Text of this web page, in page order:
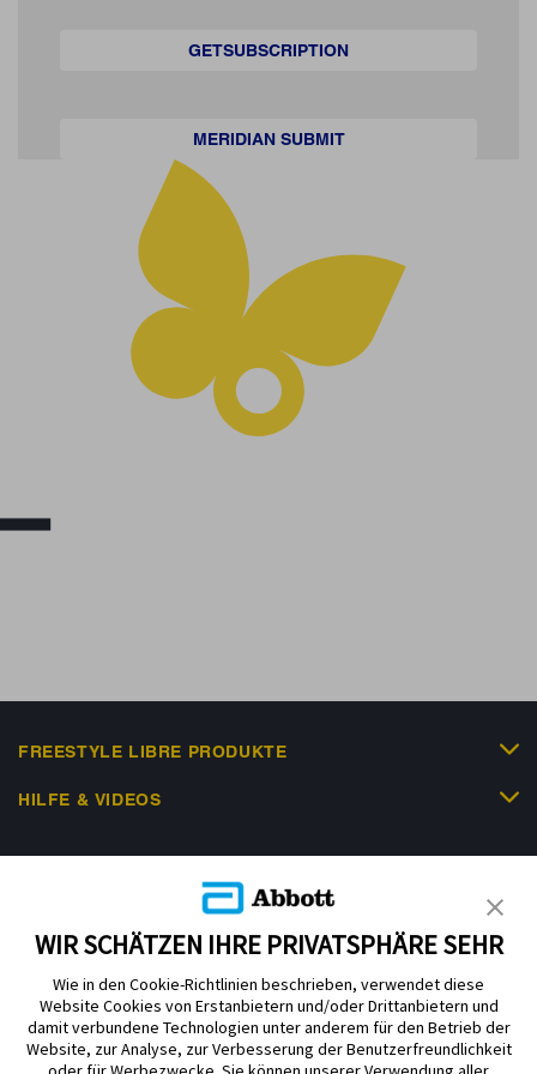
GETSUBSCRIPTION
MERIDIAN SUBMIT
FREESTYLE LIBRE PRODUKTE
HILFE & VIDEOS
Impressum Nutzungsbedingungen Datenschutzerklärung
WIR SCHÄTZEN IHRE PRIVATSPHÄRE SEHR
Wie in den Cookie-Richtlinien beschrieben, verwendet diese
Website Cookies von Erstanbietern und/oder Drittanbietern und
damit verbundene Technologien unter anderem für den Betrieb der
Website, zur Analyse, zur Verbesserung der Benutzerfreundlichkeit